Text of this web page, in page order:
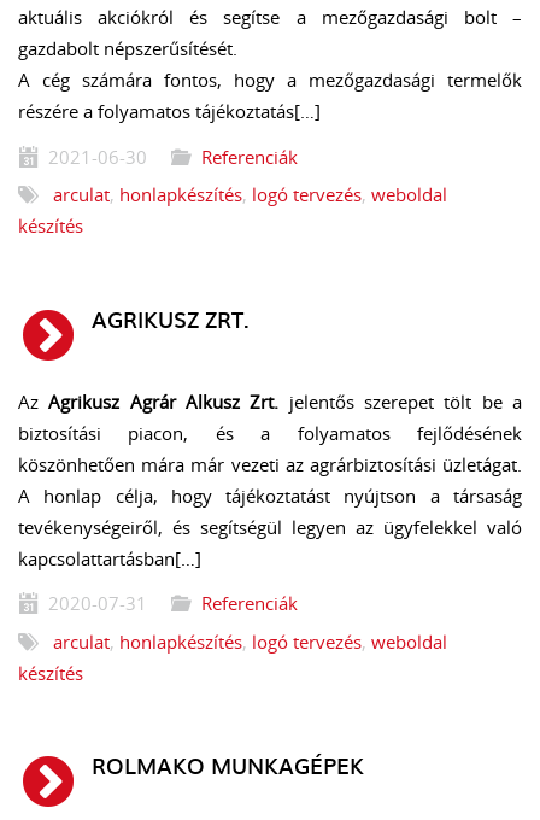
aktuális akciókról és segítse a mezőgazdasági bolt –
gazdabolt népszerűsítését.
A cég számára fontos, hogy a mezőgazdasági termelők
részére a folyamatos tájékoztatás[…]
2021-06-30
Referenciák
arculat, honlapkészítés, logó tervezés, weboldal
készítés
AGRIKUSZ ZRT.
AzAgrikusz Agrár Alkusz Zrt. jelentős szerepet tölt be a
biztosítási piacon, és a folyamatos fejlődésének
köszönhetően mára már vezeti az agrárbiztosítási üzletágat.
A honlap célja, hogy tájékoztatást nyújtson a társaság
tevékenységeiről, és segítségül legyen az ügyfelekkel való
kapcsolattartásban[…]
2020-07-31
Referenciák
arculat, honlapkészítés, logó tervezés, weboldal
készítés
ROLMAKO MUNKAGÉPEK